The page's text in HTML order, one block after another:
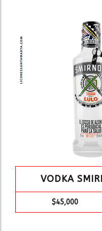
VODKA
$45,000